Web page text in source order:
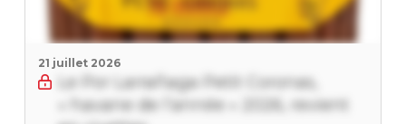
21 juillet 2026
Le Por Larrañaga Petit Coronas,
« havane de l’année » 2026, revient